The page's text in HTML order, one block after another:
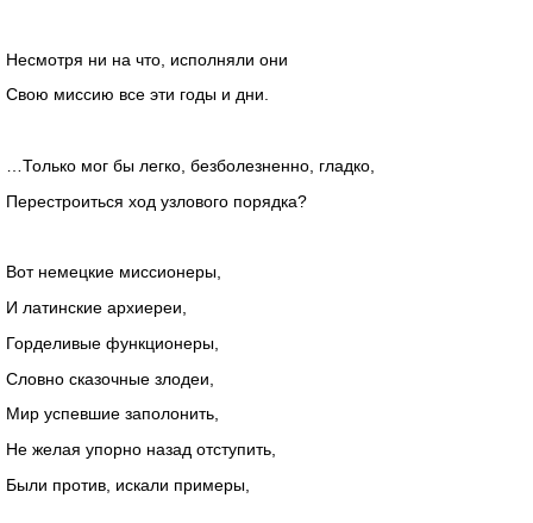
Несмотря ни на что, исполняли они
Свою миссию все эти годы и дни.
…Только мог бы легко, безболезненно, гладко,
Перестроиться ход узлового порядка?
Вот немецкие миссионеры,
И латинские архиереи,
Горделивые функционеры,
Словно сказочные злодеи,
Мир успевшие заполонить,
Не желая упорно назад отступить,
Были против, искали примеры,